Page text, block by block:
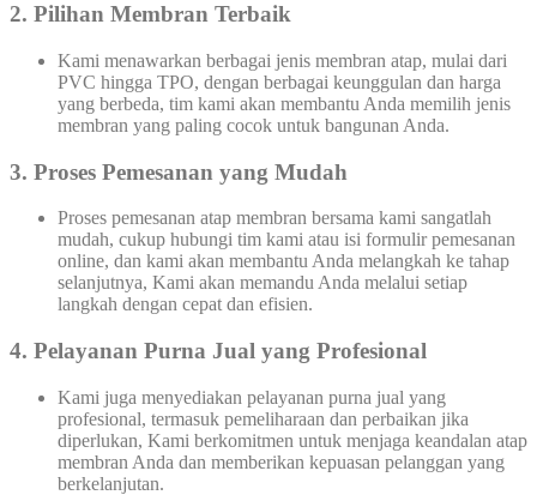
2. Pilihan Membran Terbaik
Kami menawarkan berbagai jenis membran atap, mulai dari
PVC hingga TPO, dengan berbagai keunggulan dan harga
yang berbeda, tim kami akan membantu Anda memilih jenis
membran yang paling cocok untuk bangunan Anda.
3. Proses Pemesanan yang Mudah
Proses pemesanan atap membran bersama kami sangatlah
mudah, cukup hubungi tim kami atau isi formulir pemesanan
online, dan kami akan membantu Anda melangkah ke tahap
selanjutnya, Kami akan memandu Anda melalui setiap
langkah dengan cepat dan efisien.
4. Pelayanan Purna Jual yang Profesional
Kami juga menyediakan pelayanan purna jual yang
profesional, termasuk pemeliharaan dan perbaikan jika
diperlukan, Kami berkomitmen untuk menjaga keandalan atap
membran Anda dan memberikan kepuasan pelanggan yang
berkelanjutan.